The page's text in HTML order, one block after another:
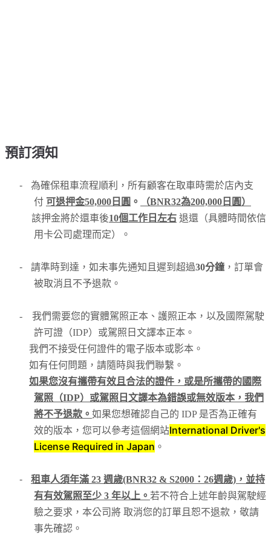
預訂須知
-
為確保租車流程順利，所有顧客在取車時需於店內支
付 可退押金50,000日圓 。
（BNR32為200,000日圓）
該押金將於還車後10個工作日左右 退還（具體時間依信
用卡公司處理而定）。
- 請準時到達，如未事先通知且遲到超過30分鐘 ，訂單會
被取消且不予退款。
- 我們需要您的實體駕照正本、護照正本，以及國際駕駛
許可證（IDP）或駕照日文譯本正本。
我們不接受任何證件的電子版本或影本。
如有任何問題，請隨時與我們聯繫。
如果您沒有攜帶有效且合法的證件，或是所攜帶的國際
駕照（IDP）或駕照日文譯本為錯誤或無效版本，我們
將不予退款。 如果您想確認自己的 IDP 是否為正確有
效的版本，您可以參考這個網站International Driver's
License Required in Japan 。
-
租車人須年滿 23 週歲(BNR32 & S2000：26週歲)，並持
有有效駕照至少 3 年以上。 若不符合上述年齡與駕駛經
驗之要求，本公司將 取消您的訂單且恕不退款，敬請
事先確認。